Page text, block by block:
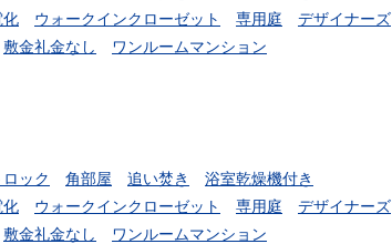
化 ウォークインクローゼット 専用庭
デザイナーズ
敷金礼金なし
ワンルームマンション
ック 角部屋 追い焚き
浴室乾燥機付き
化 ウォークインクローゼット 専用庭
デザイナーズ
敷金礼金なし
ワンルームマンション